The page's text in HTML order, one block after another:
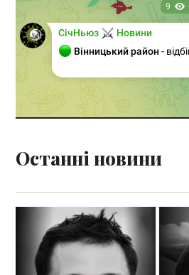
Останні новини